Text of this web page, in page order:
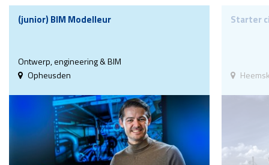
(junior) BIM Modelleur
Ontwerp, engineering & BIM
Opheusden
Starter